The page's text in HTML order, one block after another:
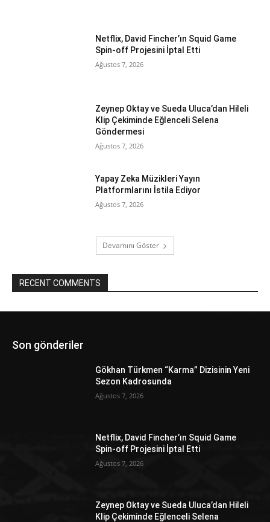
Netflix, David Fincher’ın Squid Game
Spin-off Projesini İptal Etti
Ağustos 7, 2026
Zeynep Oktay ve Sueda Uluca’dan Hileli
Klip Çekiminde Eğlenceli Selena
Göndermesi
Ağustos 7, 2026
Yapay Zeka Müzikleri Yayın
Platformlarını İstila Ediyor
Ağustos 7, 2026
Devamını Göster
RECENT COMMENTS
Son gönderiler
Gökhan Türkmen “Karma” Dizisinin Yeni
Sezon Kadrosunda
Ağustos 7, 2026
Netflix, David Fincher’ın Squid Game
Spin-off Projesini İptal Etti
Ağustos 7, 2026
Zeynep Oktay ve Sueda Uluca’dan Hileli
Klip Çekiminde Eğlenceli Selena